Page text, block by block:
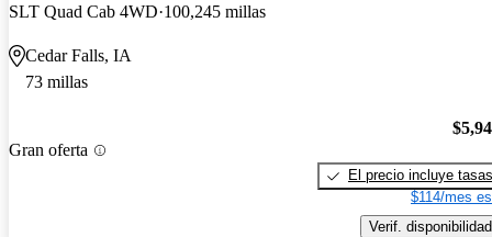
SLT Quad Cab 4WD 100,245 millas
Cedar Falls, IA
73 millas
Gran oferta
El precio incluye tasas
$114/mes
Verif. disponibilidad